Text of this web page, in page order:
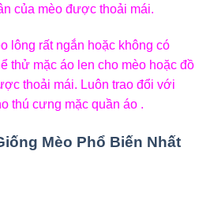
của mèo được thoải mái.
lông rất ngắn hoặc không có
thử mặc áo len cho mèo hoặc đồ
thoải mái. Luôn trao đổi với
thú cưng mặc quần áo .
Mèo Phổ Biến Nhất